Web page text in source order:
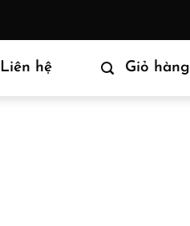
Liên hệ Giỏ hàng